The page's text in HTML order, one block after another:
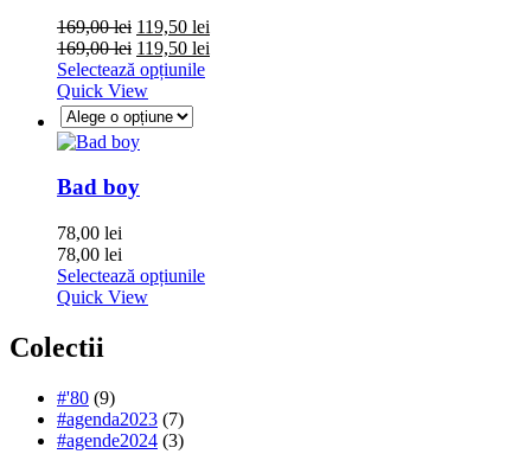
169,00lei 119,50 lei
169,00lei 119,50 lei
Selectează opțiunile
Quick View
Bad boy
78,00 lei
78,00 lei
Selectează opțiunile
Quick View
Colectii
#'80 (9)
#agenda2023 (7)
#agende2024 (3)